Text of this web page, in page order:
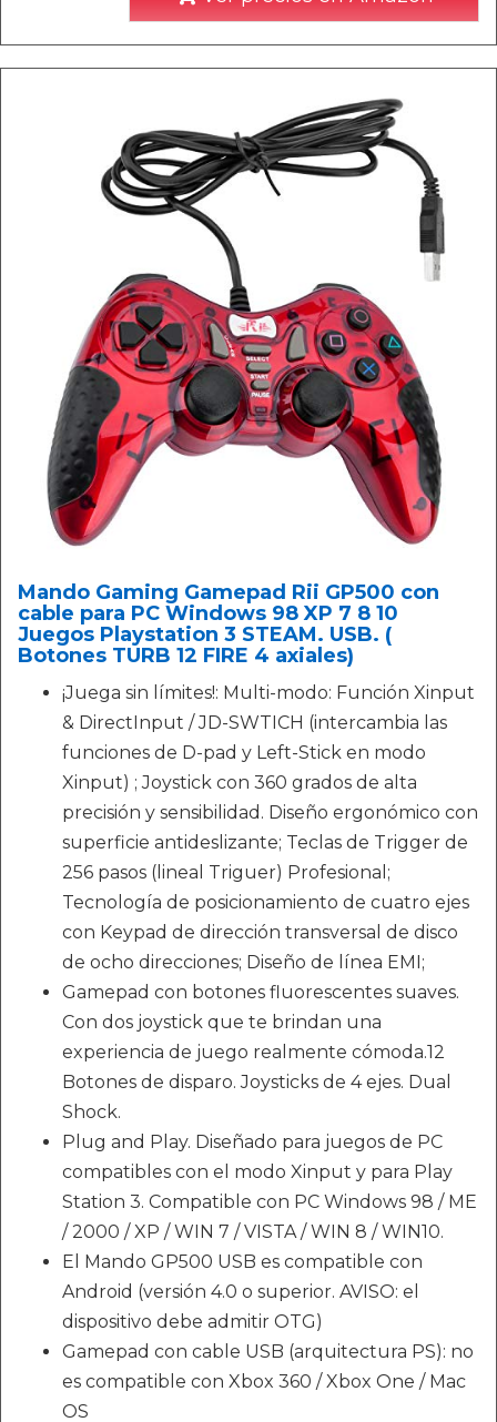
Mando Gaming Gamepad Rii GP500 con
cable para PC Windows 98 XP 7 8 10
Juegos Playstation 3 STEAM. USB. (
Botones TURB 12 FIRE 4 axiales)
¡Juega sin límites!: Multi-modo: Función Xinput
& DirectInput / JD-SWTICH (intercambia las
funciones de D-pad y Left-Stick en modo
Xinput) ; Joystick con 360 grados de alta
precisión y sensibilidad. Diseño ergonómico con
superficie antideslizante; Teclas de Trigger de
256 pasos (lineal Triguer) Profesional;
Tecnología de posicionamiento de cuatro ejes
con Keypad de dirección transversal de disco
de ocho direcciones; Diseño de línea EMI;
Gamepad con botones fluorescentes suaves.
Con dos joystick que te brindan una
experiencia de juego realmente cómoda.12
Botones de disparo. Joysticks de 4 ejes. Dual
Shock.
Plug and Play. Diseñado para juegos de PC
compatibles con el modo Xinput y para Play
Station 3. Compatible con PC Windows 98 / ME
/ 2000 / XP / WIN 7 / VISTA / WIN 8 / WIN10.
El Mando GP500 USB es compatible con
Android (versión 4.0 o superior. AVISO: el
dispositivo debe admitir OTG)
Gamepad con cable USB (arquitectura PS): no
es compatible con Xbox 360 / Xbox One / Mac
OS